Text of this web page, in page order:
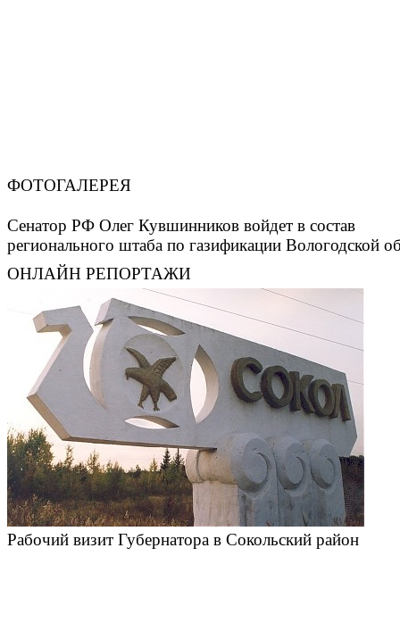
ФОТОГАЛЕРЕЯ
Сенатор РФ Олег Кувшинников войдет в состав
регионального штаба по газификации Вологодской
ОНЛАЙН РЕПОРТАЖИ
Рабочий визит Губернатора в Сокольский район